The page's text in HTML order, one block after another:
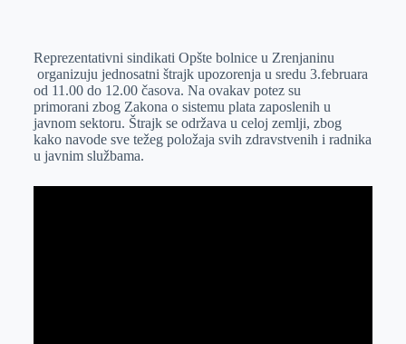
e
r
I
n
s
A
p
p
a
i
l
Reprezentativni sindikati Opšte bolnice u Zrenjaninu
organizuju jednosatni štrajk upozorenja u sredu 3.februara
od 11.00 do 12.00 časova. Na ovakav potez su
primorani zbog Zakona o sistemu plata zaposlenih u
javnom sektoru. Štrajk se održava u celoj zemlji, zbog
kako navode sve težeg položaja svih zdravstvenih i radnika
u javnim službama.